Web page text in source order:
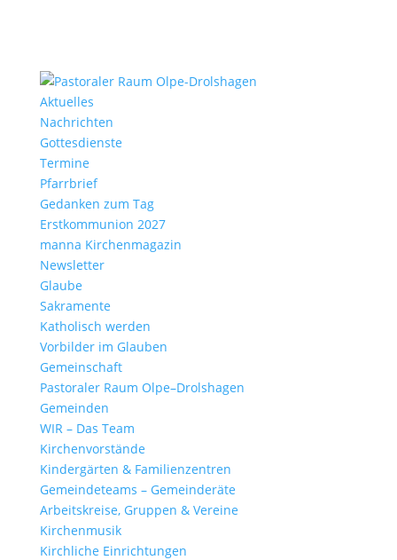
Aktu­elles
Nach­richten
Gottes­dienste
Termine
Pfarr­brief
Gedanken zum Tag
Erst­kom­mu­nion 2027
manna Kirchen­ma­gazin
News­letter
Glaube
Sakra­mente
Katho­lisch werden
Vorbilder im Glauben
Gemein­schaft
Pasto­raler Raum Olpe–Drolshagen
Gemeinden
WIR – Das Team
Kirchen­vor­stände
Kinder­gärten & Familienzentren
Gemein­de­teams – Gemeinderäte
Arbeits­kreise, Gruppen & Vereine
Kirchen­musik
Kirch­liche Einrichtungen